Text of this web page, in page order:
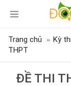
Trang chủ Kỳ
THPT
ĐỀ THI